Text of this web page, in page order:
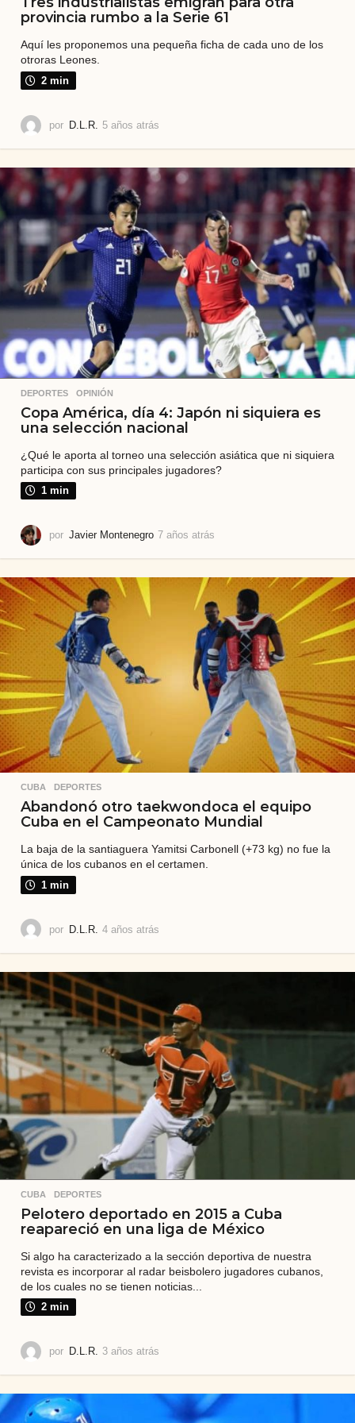
provincia rumbo a la Serie 61
Aquí les proponemos una pequeña ficha de cada uno de los
otroras Leones.
2 min
por D.L.R. 5 años atrás
o
t
r
á
s
DEPORTES ,OPINIÓN
Copa América, día 4: Japón ni siquiera es
una selección nacional
¿Qué le aporta al torneo una selección asiática que ni siquiera
participa con sus principales jugadores?
1 min
por Javier Montenegro 7 años atrás
o
a
t
r
á
s
CUBA ,DEPORTES
Abandonó otro taekwondoca el equipo
Cuba en el Campeonato Mundial
La baja de la santiaguera Yamitsi Carbonell (+73 kg) no fue la
única de los cubanos en el certamen.
1 min
por D.L.R. 4 años atrás
o
r
á
s
CUBA ,DEPORTES
Pelotero deportado en 2015 a Cuba
reapareció en una liga de México
Si algo ha caracterizado a la sección deportiva de nuestra
revista es incorporar al radar beisbolero jugadores cubanos,
de los cuales no se tienen noticias...
2 min
por D.L.R. 3 años atrás
o